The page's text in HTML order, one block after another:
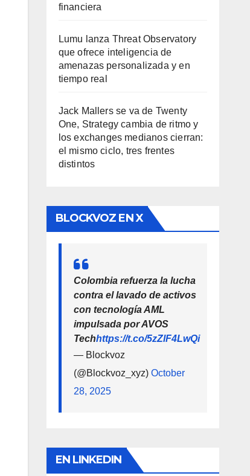
financiera
Lumu lanza Threat Observatory
que ofrece inteligencia de
amenazas personalizada y en
tiempo real
Jack Mallers se va de Twenty
One, Strategy cambia de ritmo y
los exchanges medianos cierran:
el mismo ciclo, tres frentes
distintos
BLOCKVOZ EN X
Colombia refuerza la lucha
contra el lavado de activos
con tecnología AML
impulsada por AVOS
Techhttps://t.co/5zZlF4LwQi
— Blockvoz
(@Blockvoz_xyz) October
28, 2025
EN LINKEDIN